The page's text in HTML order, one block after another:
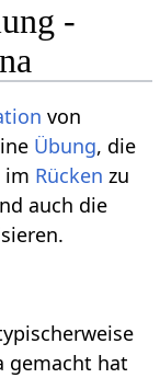
-
von
Übung, die
im Rücken zu
auch die
gemacht hat